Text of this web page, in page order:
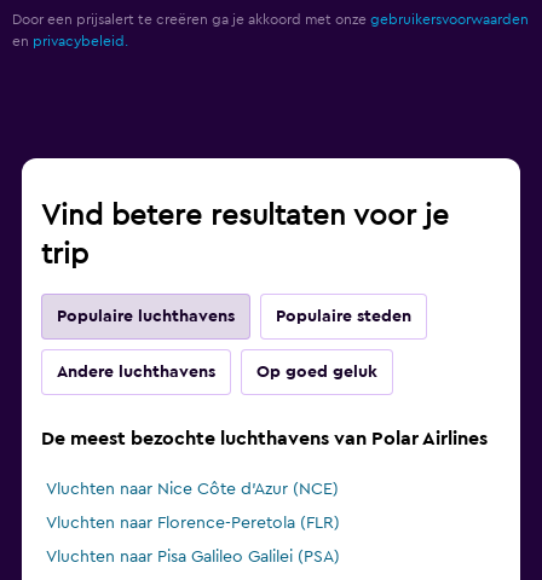
Door een prijsalert te creëren ga je akkoord met onze gebruikersvoorwaarden
en privacybeleid.
Vind betere resultaten voor je
trip
Populaire luchthavens Populaire steden
Andere luchthavens Op goed geluk
De meest bezochte luchthavens van Polar Airlines
Vluchten naar Nice Côte d'Azur (NCE)
Vluchten naar Florence-Peretola (FLR)
Vluchten naar Pisa Galileo Galilei (PSA)